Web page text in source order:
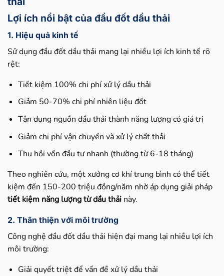
Lợi ích nổi bật của đầu đốt dầu thải
1. Hiệu quả kinh tế
Sử dụng đầu đốt dầu thải mang lại nhiều lợi ích kinh tế rõ
rệt:
Tiết kiệm 100% chi phí xử lý dầu thải
Giảm 50-70% chi phí nhiên liệu đốt
Tận dụng nguồn dầu thải thành năng lượng có giá trị
Giảm chi phí vận chuyển và xử lý chất thải
Thu hồi vốn đầu tư nhanh (thường từ 6-18 tháng)
Theo nghiên cứu, một xưởng cơ khí trung bình có thể tiết
kiệm đến 150-200 triệu đồng/năm nhờ áp dụng giải pháp
tiết kiệm năng lượng từ dầu thải này.
2. Thân thiện với môi trường
Công nghệ đầu đốt dầu thải hiện đại mang lại nhiều lợi ích
môi trường:
Giải quyết triệt để vấn đề xử lý dầu thải